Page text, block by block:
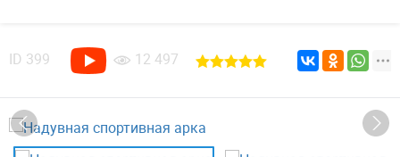
ID 399 12 497